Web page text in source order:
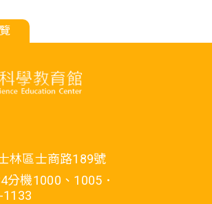
林區士商路189號
分機1000、1005．
1133